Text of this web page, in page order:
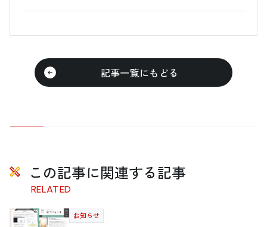
記事一覧にもどる
この記事に関連する記事
RELATED
お知らせ